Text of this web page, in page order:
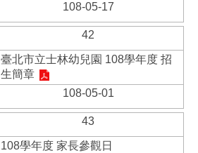
108-05-17
42
臺北市立士林幼兒園 108學年度 招
生簡章
108-05-01
43
108學年度 家長參觀日